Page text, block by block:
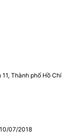
Thành phố Hồ Chí
07/2018